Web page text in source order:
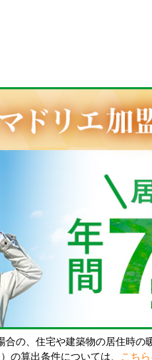
合の、住宅や建築物の居住時
の算出条件については、 こちら